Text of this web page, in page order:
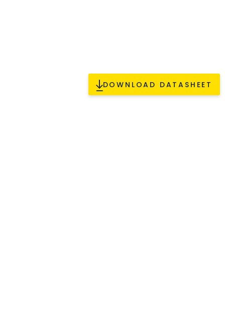
DOWNLOAD DATASHEET